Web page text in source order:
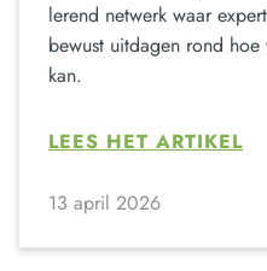
lerend netwerk waar
bewust uitdagen rond
kan.
LEES HET ARTIKEL
13 april 2026